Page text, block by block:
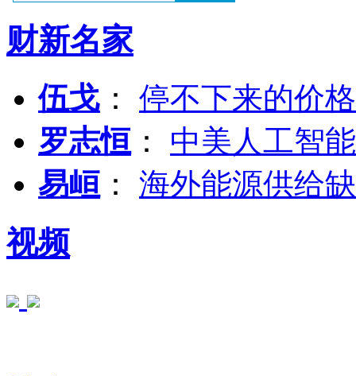
财新名家
伍戈 ： 停不下来的价
罗志恒 ： 中美人工智
易峘 ： 海外能源供给
视频